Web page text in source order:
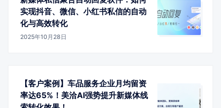
实现抖音、微信、小红书私信的自动
化与高效转化
2025年10月28日
【客户案例】车品服务企业月均留资
率达65%！美洽AI强势提升新媒体线